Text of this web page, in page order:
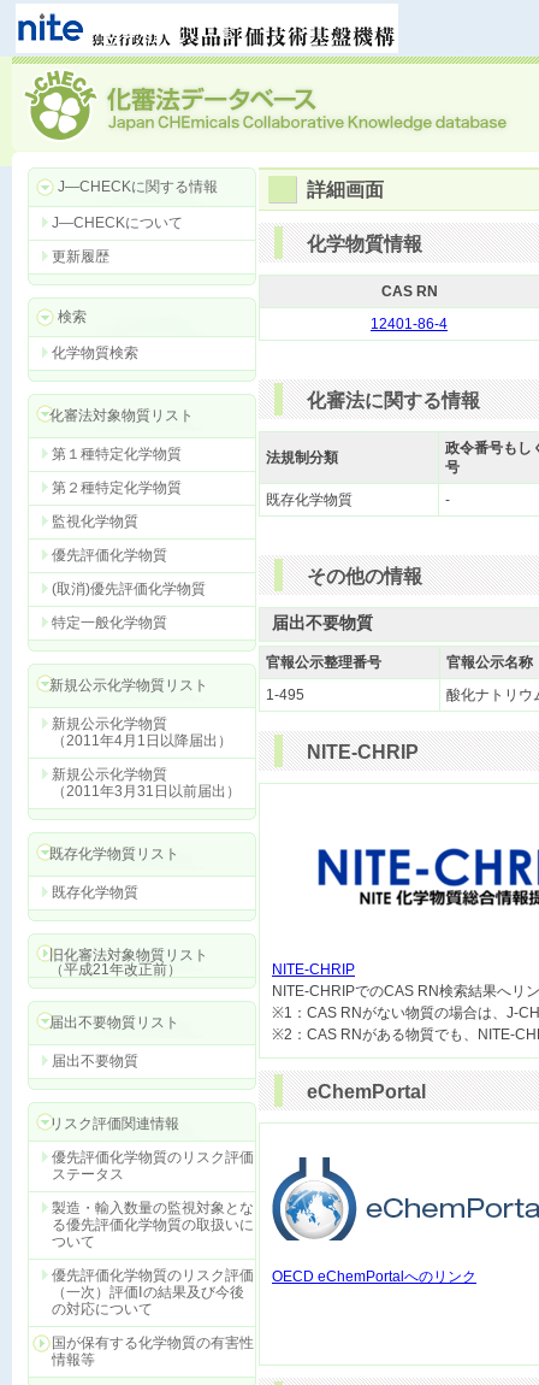
J―CHECKに関する情報
J―CHECKについて
更新履歴
検索
化学物質検索
化審法対象物質リスト
第１種特定化学物質
第２種特定化学物質
監視化学物質
優先評価化学物質
(取消)優先評価化学物質
特定一般化学物質
新規公示化学物質リスト
新規公示化学物質
（2011年4月1日以降届出）
新規公示化学物質
（2011年3月31日以前届出）
既存化学物質リスト
既存化学物質
旧化審法対象物質リスト
（平成21年改正前）
届出不要物質リスト
届出不要物質
リスク評価関連情報
優先評価化学物質のリスク評価
ステータス
製造・輸入数量の監視対象とな
る優先評価化学物質の取扱いに
ついて
優先評価化学物質のリスク評価
（一次）評価Ⅰの結果及び今後
の対応について
国が保有する化学物質の有害性
情報等
詳細画面
化学物質情報
CAS RN
12401-86-4
化審法に関する情報
法規制分類
政令番号もし
号
既存化学物質
-
その他の情報
届出不要物質
官報公示整理番号
官報公示名称
1-495
酸化ナトリウ
NITE-CHRIP
NITE-CHRIP
NITE-CHRIPでのCAS RN検索結果へリ
※1：CAS RNがない物質の場合は、J-
eChemPortal
OECD eChemPortalへのリンク